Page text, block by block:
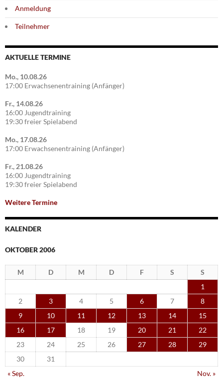
Anmeldung
Teilnehmer
AKTUELLE TERMINE
Mo., 10.08.26
17:00 Erwachsenentraining (Anfänger)
Fr., 14.08.26
16:00 Jugendtraining
19:30 freier Spielabend
Mo., 17.08.26
17:00 Erwachsenentraining (Anfänger)
Fr., 21.08.26
16:00 Jugendtraining
19:30 freier Spielabend
Weitere Termine
KALENDER
OKTOBER 2006
M D M D F S
S
1
2
3 4 5 6 7
8
9
10 11 12 13 14
15
16
17 18 19 20 21
22
23
24 25 26 27 28
29
30
31
« Sep.
Nov. »